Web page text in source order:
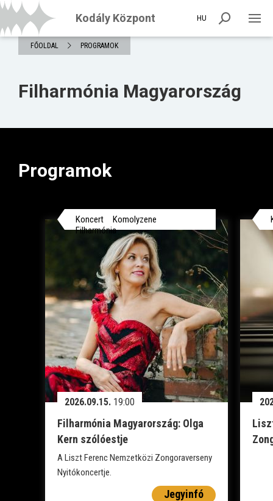
Kodály Központ HU
FŐOLDAL PROGRAMOK
Filharmónia Magyarország
Programok
Koncert
Komolyzene
Filharmónia
2026.09.15. 19:00
Filharmónia Magyarország: Olga
Kern szólóestje
A Liszt Ferenc Nemzetközi Zongoraverseny
Nyitókoncertje.
Jegyinfó